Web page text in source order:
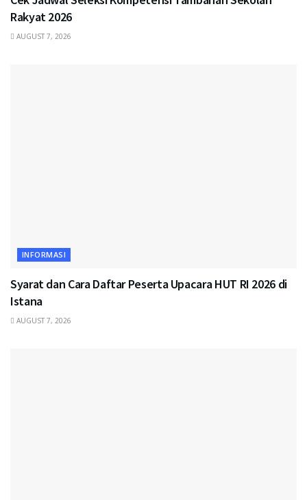
Rakyat 2026
AUGUST 7, 2026
INFORMASI
Syarat dan Cara Daftar Peserta Upacara HUT RI 2026 di
Istana
AUGUST 7, 2026